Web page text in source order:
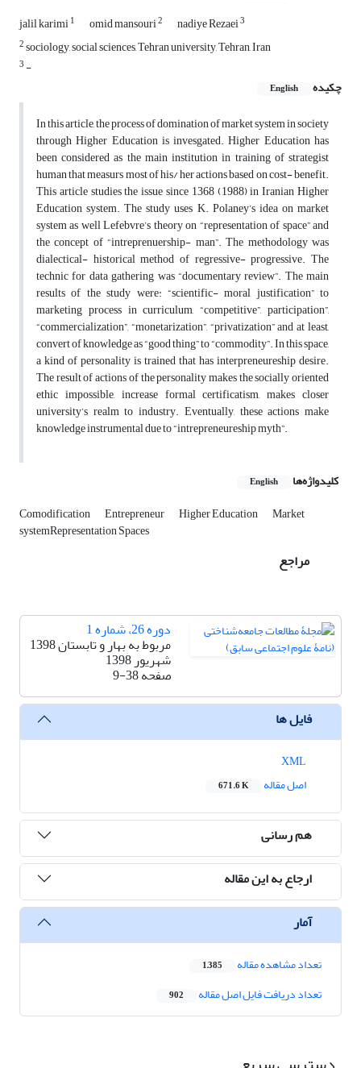
jalil karimi1 omid mansouri2 nadiye Rezaei3
2sociology, social sciences, Tehran university, Tehran, Iran
3 -
چکیده
English
In this article, the process of domination of market system in society
through Higher Education is invesgated. Higher Education has
been considered as the main institution in training of strategist
human that measurs most of his/ her actions based on cost- benefit.
This article studies the issue since 1368 (1988) in Iranian Higher
Education system. The study uses K. Polaney’s idea on market
system as well Lefebvre’s theory on “representation of space” and
the concept of “intreprenuership- man”. The methodology was
dialectical- historical method of regressive- progressive. The
technic for data gathering was “documentary review”. The main
results of the study were: “scientific- moral justification” to
marketing process in curriculum, “competitive”, participation”,
“commercialization”, “monetarization”, “privatization” and at least,
convert of knowledge as “good thing” to “commodity”. In this space,
a kind of personality is trained that has interpreneureship desire.
The result of actions of the personality makes the socially oriented
ethic impossible, increase formal certificatism, makes closer
university’s realm to industry. Eventually, these actions make
knowledge instrumental due to “intrepreneureship myth”.
کلیدواژه‌ها English
Comodification Entrepreneur Higher Education Market
systemRepresentation Spaces
مراجع
دوره 26، شماره 1
مربوط به بهار و تابستان 1398
شهریور 1398
صفحه9-38
فایل ها
اصل مقاله
671.6 K
هم رسانی
ارجاع به این مقاله
آمار
تعداد مشاهده مقاله 1,385
تعداد دریافت فایل اصل مقاله 902